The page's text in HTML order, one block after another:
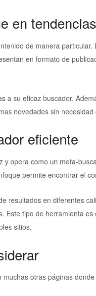
en
de manera
en formato de
a su eficaz buscador.
novedades sin
eficiente
opera como un meta-
permite encontrar el
resultados en diferentes
Este tipo de herramienta
sitios.
otras páginas